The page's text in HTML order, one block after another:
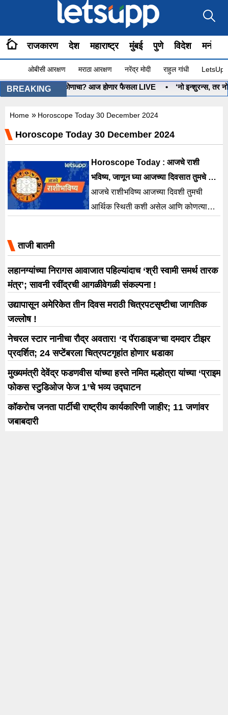
राजकारण देश महाराष्ट्र मुंबई पुणे विदेश
ओबीसी आरक्षण मराठा आरक्षण नरेंद्र मोदी राहुल गांधी
BREAKING
• धनुष्यबाण कोणाचा? आज होणार फैसला LIVE • ‘नो इन्शुरन्स, तर नो
Home » Horoscope Today 30 December 2024
Horoscope Today 30 December 2024
Horoscope Today : आजचे राशी
भविष्य, जाणून घ्या आजच्या दिवसात तुमचे तारे
काय म्हणतात?
आजचे राशीभविष्य आजच्या दिवशी तुमची
आर्थिक स्थिती कशी असेल आणि कोणत्या
ताजी बातमी
लहानग्यांच्या निरागस आवाजात पहिल्यांदाच ‘श्री स्वामी समर्थ तारक
मंत्र’; सावनी रवींद्रची आगळीवेगळी संकल्पना !
उद्यापासून अमेरिकेत तीन दिवस मराठी चित्रपटसृष्टीचा जागतिक
जल्लोष !
नेचरल स्टार नानीचा रौद्र अवतार! ‘द पॅराडाइज’चा दमदार टीझर
प्रदर्शित; 24 सप्टेंबरला चित्रपटगृहांत होणार धडाका
मुख्यमंत्री देवेंद्र फडणवीस यांच्या हस्ते नमित मल्होत्रा यांच्या ‘प्राइम
फोकस स्टुडिओज फेज 1’चे भव्य उद्घाटन
कॉकरोच जनता पार्टीची राष्ट्रीय कार्यकारिणी जाहीर; 11 जणांवर
जबाबदारी